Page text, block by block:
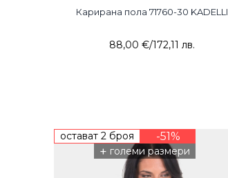
Карирана пола 71760-30 KADELLI
88,00 €/172,11 лв.
остават 2 броя -51%
+ големи размери